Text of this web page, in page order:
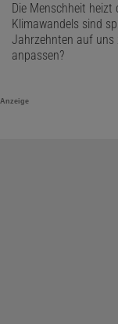
Die Menschheit heizt
Klimawandels sind
Jahrzehnten auf uns
anpassen?
Anzeige